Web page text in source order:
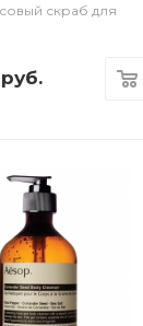
скраб для
руб.